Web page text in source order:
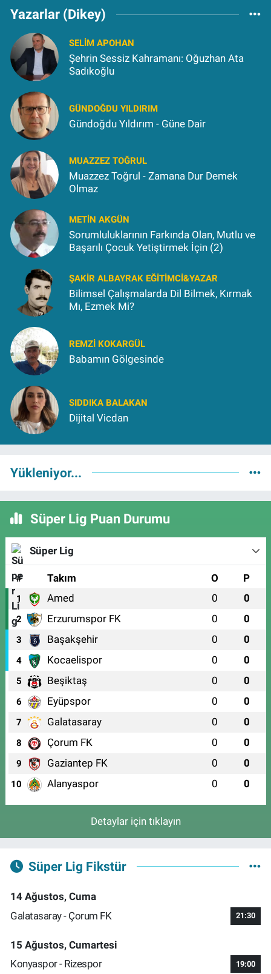
Yazarlar (Dikey)
SELIM APOHAN
Şehrin Sessiz Kahramanı: Oğuzhan Ata
Sadıkoğlu
GÜNDOĞDU YILDIRIM
Gündoğdu Yıldırım - Güne Dair
MUAZZEZ TOĞRUL
Muazzez Toğrul - Zamana Dur Demek
Olmaz
METIN AKGÜN
Sorumluluklarının Farkında Olan, Mutlu ve
Başarılı Çocuk Yetiştirmek İçin (2)
ŞAKIR ALBAYRAK EĞITIMCI&YAZAR
Bilimsel Çalışmalarda Dil Bilmek, Kırmak
Mı, Ezmek Mi?
REMZI KOKARGÜL
Babamın Gölgesinde
SIDDIKA BALAKAN
Dijital Vicdan
Yükleniyor...
Süper Lig Puan Durumu
Süper Lig
# Takım O P
1 Amed 0 0
2 Erzurumspor FK 0 0
3 Başakşehir 0 0
4 Kocaelispor 0 0
5 Beşiktaş 0 0
6 Eyüpspor 0 0
7 Galatasaray 0 0
8 Çorum FK 0 0
9 Gaziantep FK 0 0
10 Alanyaspor 0 0
Detaylar için tıklayın
Süper Lig Fikstür
14 Ağustos, Cuma
Galatasaray - Çorum FK
21:30
15 Ağustos, Cumartesi
Konyaspor - Rizespor
19:00